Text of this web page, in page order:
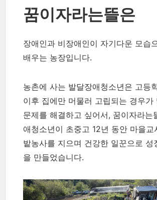
꿈이자라는뜰은
장애인과 비장애인이 자기다운 모습
배우는 농장입니다.
농촌에 사는 발달장애청소년은 고등
이후 집에만 머물러 고립되는 경우가
문제를 해결하고 싶어서, 꿈이자라는
애청소년이 초중고 12년 동안 마을교
밭농사를 지으며 건강한 일꾼으로 성
을 만들었습니다.